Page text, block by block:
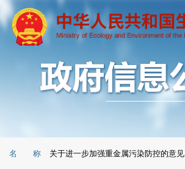
名 称 关于进一步加强重金属污染防控的意见